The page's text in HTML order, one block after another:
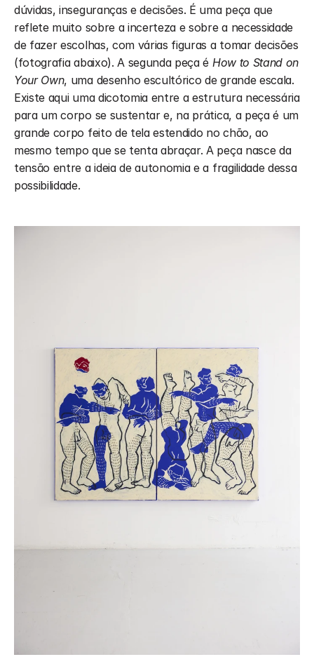
dúvidas, inseguranças e decisões. É uma peça que
reflete muito sobre a incerteza e sobre a necessidade
de fazer escolhas, com várias figuras a tomar decisões
(fotografia abaixo). A segunda peça é How to Stand on
Your Own, uma desenho escultórico de grande escala.
Existe aqui uma dicotomia entre a estrutura necessária
para um corpo se sustentar e, na prática, a peça é um
grande corpo feito de tela estendido no chão, ao
mesmo tempo que se tenta abraçar. A peça nasce da
tensão entre a ideia de autonomia e a fragilidade dessa
possibilidade.